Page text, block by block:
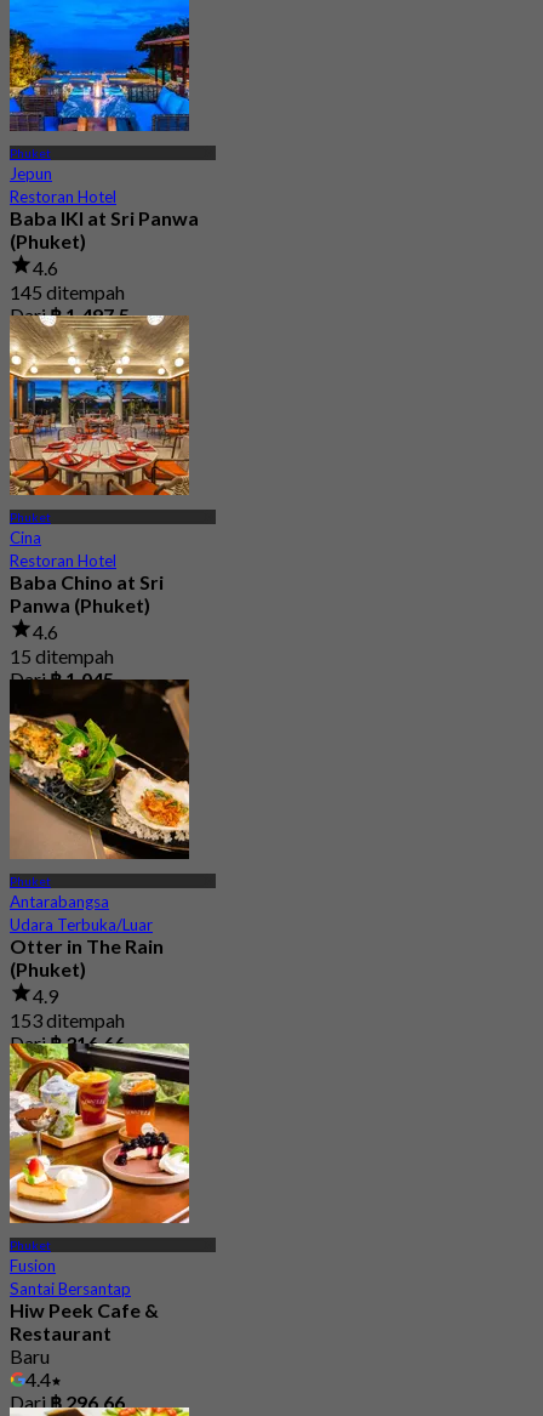
Phuket
Jepun
Restoran Hotel
Baba IKI at Sri Panwa
(Phuket)
4.6
145 ditempah
Dari฿ 1,497.5
Phuket
Cina
Restoran Hotel
Baba Chino at Sri
Panwa (Phuket)
4.6
15 ditempah
Dari฿ 1,045
Phuket
Antarabangsa
Udara Terbuka/Luar
Otter in The Rain
(Phuket)
4.9
153 ditempah
Dari฿ 316.66
Phuket
Fusion
Santai Bersantap
Hiw Peek Cafe &
Restaurant
Baru
4.4
Dari฿ 296.66